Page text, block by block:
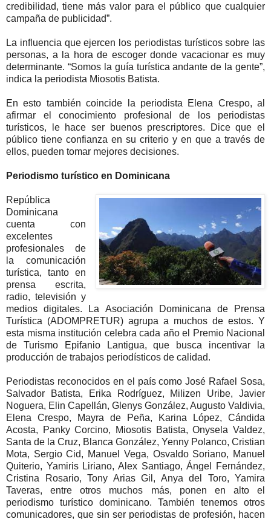
credibilidad, tiene más valor para el público que cualquier
campaña de publicidad”.
La influencia que ejercen los periodistas turísticos sobre las
personas, a la hora de escoger donde vacacionar es muy
determinante. “Somos la guía turística andante de la gente”,
indica la periodista Miosotis Batista.
En esto también coincide la periodista Elena Crespo, al
afirmar el conocimiento profesional de los periodistas
turísticos, le hace ser buenos prescriptores. Dice que el
público tiene confianza en su criterio y en que a través de
ellos, pueden tomar mejores decisiones.
Periodismo turístico en Dominicana
República
Dominicana
cuenta con
excelentes
profesionales de
la comunicación
turística, tanto en
prensa escrita,
radio, televisión y
medios digitales. La Asociación Dominicana de Prensa
Turística (ADOMPRETUR) agrupa a muchos de estos. Y
esta misma institución celebra cada año el Premio Nacional
de Turismo Epifanio Lantigua, que busca incentivar la
producción de trabajos periodísticos de calidad.
Periodistas reconocidos en el país como José Rafael Sosa,
Salvador Batista, Erika Rodríguez, Milizen Uribe, Javier
Noguera, Elin Capellán, Glenys González, Augusto Valdivia,
Elena Crespo, Mayra de Peña, Karina López, Cándida
Acosta, Panky Corcino, Miosotis Batista, Onysela Valdez,
Santa de la Cruz, Blanca González, Yenny Polanco, Cristian
Mota, Sergio Cid, Manuel Vega, Osvaldo Soriano, Manuel
Quiterio, Yamiris Liriano, Alex Santiago, Ángel Fernández,
Cristina Rosario, Tony Arias Gil, Anya del Toro, Yamira
Taveras, entre otros muchos más, ponen en alto el
periodismo turístico dominicano. También tenemos otros
comunicadores, que sin ser periodistas de profesión, hacen